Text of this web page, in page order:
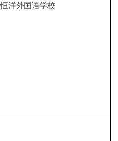
恒洋外国语学校